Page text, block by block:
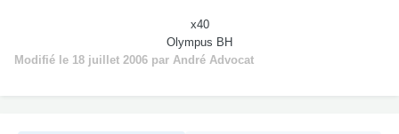
x40
Olympus BH
Modifié le 18 juillet 2006 par André Advocat